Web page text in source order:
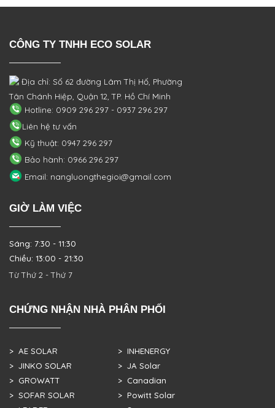
CÔNG TY TNHH ECO SOLAR
Địa chỉ: Số 62 đường Lâm Thị Hố, Phường
Tân Chánh Hiệp, Quận 12, TP. Hồ Chí Minh
Hotline: 0909 296 297 - 0937 296 297
Liên hệ tư vấn
Kỹ thuật: 0947 296 297
Bảo hành: 0966 296 297
Email: nangluongthegioi@gmail.com
GIỜ LÀM VIỆC
Sáng: 7:30 - 11:30
Chiều: 13:00 - 21:30
Từ Thứ 2 - Thứ 7
CHỨNG NHẬN NHÀ PHÂN PHỐI
> AE SOLAR
> JINKO SOLAR
> GROWATT
> SOFAR SOLAR
> INHENERGY
> JA Solar
> Canadian
> Powitt Solar